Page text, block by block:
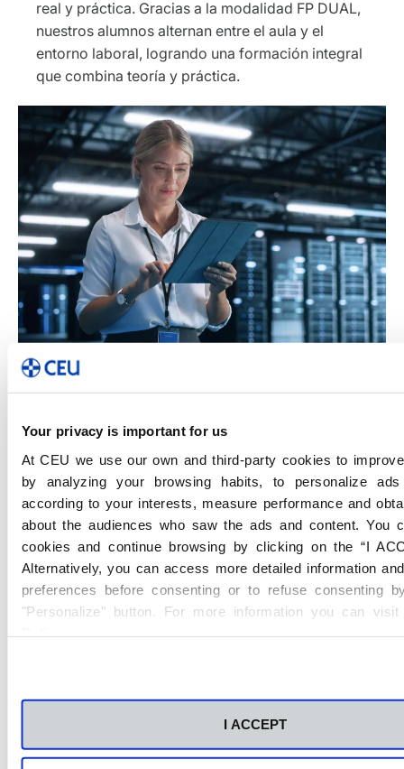
Your privacy is important for us
At CEU we use our own and third-party cookies to
by analyzing your browsing habits, to personalize
according to your interests, measure performance and
about the audiences who saw the ads and content. You
cookies and continue browsing by clicking on the “I
Alternatively, you can access more detailed information
preferences before consenting or to refuse consenting
"Personalize" button. For more information you can
I ACCEPT
real y práctica. Gracias a la modalidad FP DUAL,
nuestros alumnos alternan entre el aula y el
entorno laboral, logrando una formación integral
que combina teoría y práctica.
Técnico de soporte informático.
Administrador de redes locales.
Especialista en mantenimiento de
hardware.
Instalador de sistemas informáticos.